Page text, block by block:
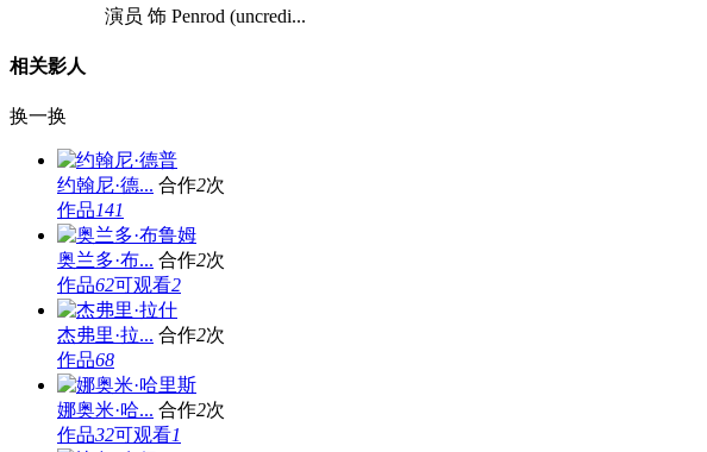
演员 饰 Penrod (uncredi...
相关影人
换一换
约翰尼·德... 合作2次
作品141
奥兰多·布... 合作2次
作品62可观看2
杰弗里·拉... 合作2次
作品68
娜奥米·哈... 合作2次
作品32可观看1